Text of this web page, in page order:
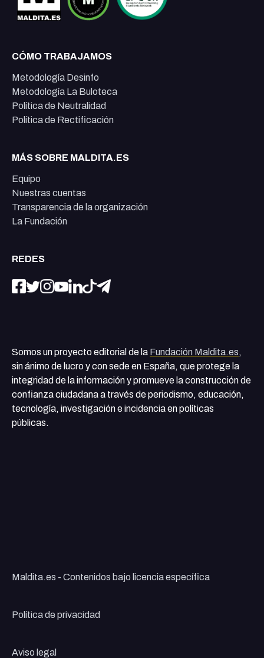
CÓMO TRABAJAMOS
Metodología Desinfo
Metodología La Buloteca
Política de Neutralidad
Política de Rectificación
MÁS SOBRE MALDITA.ES
Equipo
Nuestras cuentas
Transparencia de la organización
La Fundación
REDES
Somos un proyecto editorial de la Fundación Maldita.es,
sin ánimo de lucro y con sede en España, que protege la
integridad de la información y promueve la construcción de
confianza ciudadana a través de periodismo, educación,
tecnología, investigación e incidencia en políticas
públicas.
Maldita.es - Contenidos bajo licencia específica
Política de privacidad
Aviso legal